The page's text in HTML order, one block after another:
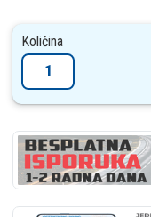
Količina